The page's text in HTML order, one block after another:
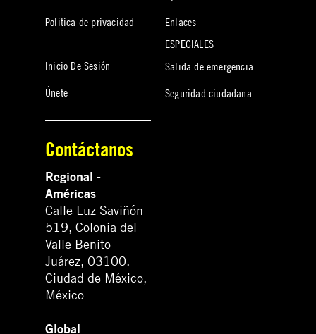
Política de privacidad
Inicio De Sesión
Únete
Enlaces
ESPECIALES
Salida de emergencia
Seguridad ciudadana
Contáctanos
Regional -
Américas
Calle Luz Saviñón
519, Colonia del
Valle Benito
Juárez, 03100.
Ciudad de México,
México
Global